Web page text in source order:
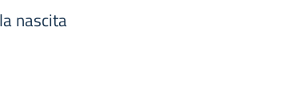
nascita